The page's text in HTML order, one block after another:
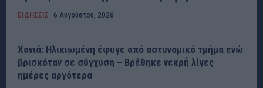
ΕΙΔΗΣΕΙΣ 6 Αυγούστου, 2026
Χανιά: Ηλικιωμένη έφυγε από αστυνομικό τμήμα ενώ
βρισκόταν σε σύγχυση – Βρέθηκε νεκρή λίγες
ημέρες αργότερα